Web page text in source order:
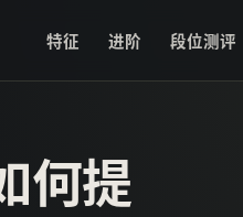
特征 进阶 段位测评
何提